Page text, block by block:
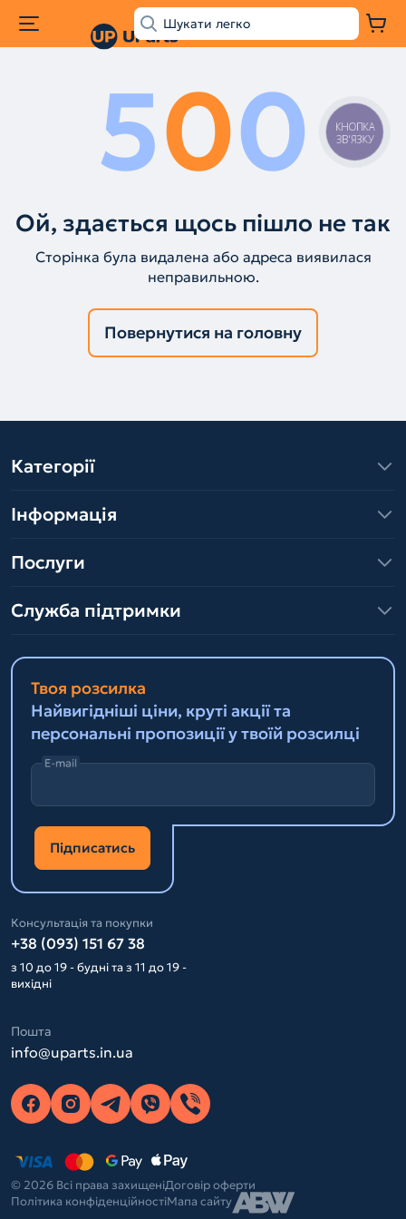
500
Ой, здається щось пішло не так
Сторінка була видалена або адреса виявилася
неправильною.
Повернутися на головну
Категорії
Інформація
Послуги
Служба підтримки
Твоя розсилка
Найвигідніші ціни, круті акції та
персональні пропозиції у твоїй розсилці
E-mail
Підписатись
Консультація та покупки
+38 (093) 151 67 38
з 10 до 19 - будні та з 11 до 19 -
вихідні
Пошта
info@uparts.in.ua
© 2026 Всі права захищеніДоговір оферти
Політика конфіденційностіМапа сайту
КНОПКА
ЗВ'ЯЗКУ